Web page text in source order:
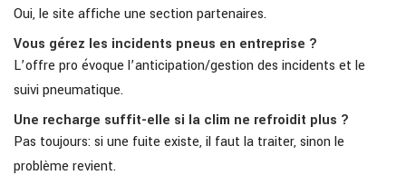
Oui, le site affiche une section partenaires.
Vous gérez les incidents pneus en entreprise ?
L’offre pro évoque l’anticipation/gestion des incidents et le
suivi pneumatique.
Une recharge suffit-elle si la clim ne refroidit plus ?
Pas toujours: si une fuite existe, il faut la traiter, sinon le
problème revient.